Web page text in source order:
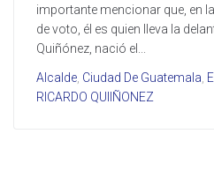
importante mencionar que, en
de voto, él es quien lleva la
Quiñónez, nació el...
Alcalde Ciudad De Guatemala
RICARDO QUIIÑONEZ